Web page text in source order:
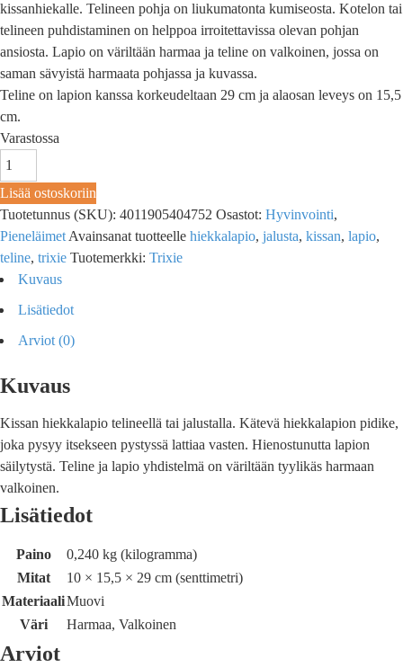
kissanhiekalle. Telineen pohja on liukumatonta kumiseosta. Kotelon tai
telineen puhdistaminen on helppoa irroitettavissa olevan pohjan
ansiosta. Lapio on väriltään harmaa ja teline on valkoinen, jossa on
saman sävyistä harmaata pohjassa ja kuvassa.
Teline on lapion kanssa korkeudeltaan 29 cm ja alaosan leveys on 15,5
cm.
Varastossa
Lisää ostoskoriin
Tuotetunnus (SKU): 4011905404752 Osastot: Hyvinvointi,
Pieneläimet Avainsanat tuotteelle hiekkalapio, jalusta, kissan, lapio,
teline, trixie Tuotemerkki: Trixie
Kuvaus
Lisätiedot
Arviot (0)
Kuvaus
Kissan hiekkalapio telineellä tai jalustalla. Kätevä hiekkalapion pidike,
joka pysyy itsekseen pystyssä lattiaa vasten. Hienostunutta lapion
säilytystä. Teline ja lapio yhdistelmä on väriltään tyylikäs harmaan
valkoinen.
Lisätiedot
Paino
0,240 kg (kilogramma)
Mitat
10 × 15,5 × 29 cm (senttimetri)
MateriaaliMuovi
Väri
Harmaa, Valkoinen
Arviot